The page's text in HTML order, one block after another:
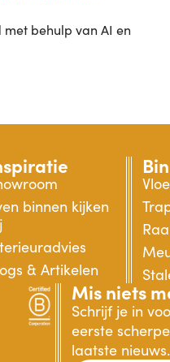
behulp van AI en
binnen kijken
& Artikelen
Mis niets
Schrijf je in
eerste
laatste nieuws.